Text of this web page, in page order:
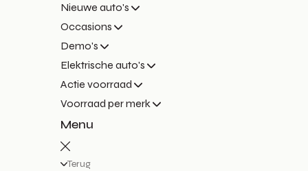
Nieuwe auto's
Occasions
Demo's
Elektrische auto's
Actie voorraad
Voorraad per merk
Menu
Terug